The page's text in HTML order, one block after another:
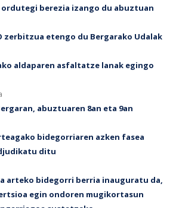
berezia izango du abuztuan
zerbitzua etengo du Bergarako Udalak
aldaparen asfaltatze lanak egingo
abuztuaren 8an eta 9an
bidegorriaren azken fasea
ditu
arteko bidegorri berria inauguratu da,
egin ondoren mugikortasun